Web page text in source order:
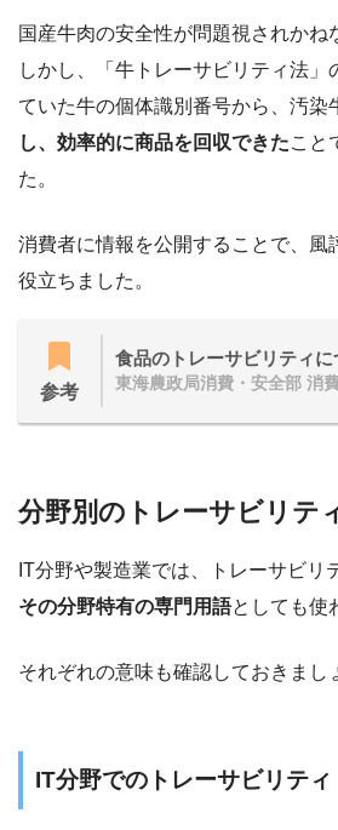
国産牛肉の安全性が問題視されかね
しかし、「牛トレーサビリティ法」
ていた牛の個体識別番号から、汚染
し、効率的に商品を回収できたこと
た。
消費者に情報を公開することで、風
役立ちました。
参考
食品のトレーサビリティに
東海農政局消費・安全部 消
分野別のトレーサビリテ
IT分野や製造業では、トレーサビリ
その分野特有の専門用語としても使
それぞれの意味も確認しておきまし
IT分野でのトレーサビリティ